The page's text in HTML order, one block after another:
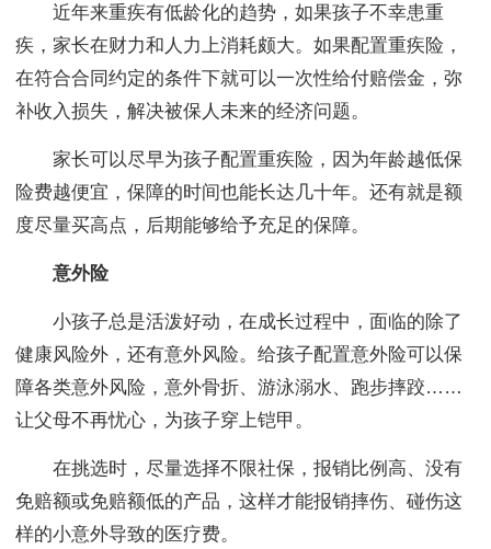
近年来重疾有低龄化的趋势，如果孩子不幸患重
疾，家长在财力和人力上消耗颇大。如果配置重疾险，
在符合合同约定的条件下就可以一次性给付赔偿金，弥
补收入损失，解决被保人未来的经济问题。
家长可以尽早为孩子配置重疾险，因为年龄越低保
险费越便宜，保障的时间也能长达几十年。还有就是额
度尽量买高点，后期能够给予充足的保障。
意外险
小孩子总是活泼好动，在成长过程中，面临的除了
健康风险外，还有意外风险。给孩子配置意外险可以保
障各类意外风险，意外骨折、游泳溺水、跑步摔跤……
让父母不再忧心，为孩子穿上铠甲。
在挑选时，尽量选择不限社保，报销比例高、没有
免赔额或免赔额低的产品，这样才能报销摔伤、碰伤这
样的小意外导致的医疗费。